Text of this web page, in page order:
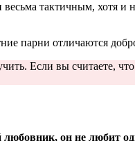
весьма тактичным,
парни отличаются
Если вы считаете,
он не любит